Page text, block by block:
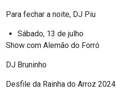
Para fechar a noite, DJ Piu
Sábado, 13 de julho
Show com Alemão do Forró
DJ Bruninho
Desfile da Rainha do Arroz 2024